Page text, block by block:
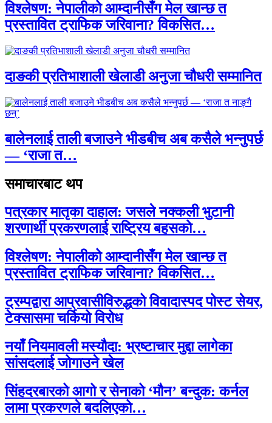
विश्लेषण: नेपालीको आम्दानीसँग मेल खान्छ त
प्रस्तावित ट्राफिक जरिवाना? विकसित…
दाङकी प्रतिभाशाली खेलाडी अनुजा चौधरी सम्मानित
बालेनलाई ताली बजाउने भीडबीच अब कसैले भन्नुपर्छ
— ‘राजा त…
समाचारबाट थप
पत्रकार मातृका दाहाल: जसले नक्कली भुटानी
शरणार्थी प्रकरणलाई राष्ट्रिय बहसको…
विश्लेषण: नेपालीको आम्दानीसँग मेल खान्छ त
प्रस्तावित ट्राफिक जरिवाना? विकसित…
ट्रम्पद्वारा आप्रवासीविरुद्धको विवादास्पद पोस्ट सेयर,
टेक्सासमा चर्कियो विरोध
नयाँ नियमावली मस्यौदा: भ्रष्टाचार मुद्दा लागेका
सांसदलाई जोगाउने खेल
सिंहदरबारको आगो र सेनाको ‘मौन’ बन्दुक: कर्नल
लामा प्रकरणले बदलिएको…